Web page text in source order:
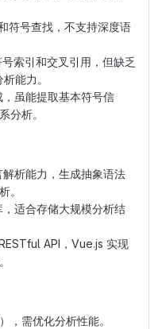
符号查找，不支持深度语
索引和交叉引用，但缺乏
能力。
虽能提取基本符号信
分析。
解析能力，生成抽象语法
。
，适合存储大规模分析结
API，Vue.js 实现
，需优化分析性能。